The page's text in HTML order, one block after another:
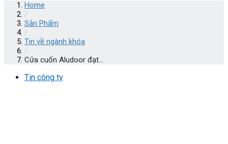
Home
/
Sản Phẩm
/
Tin về ngành khóa
/
Cửa cuốn Aludoor đạt...
Tin công ty